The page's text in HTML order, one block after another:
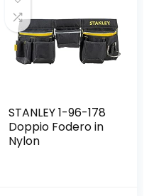
STANLEY 1-96-178
Doppio Fodero in
Nylon